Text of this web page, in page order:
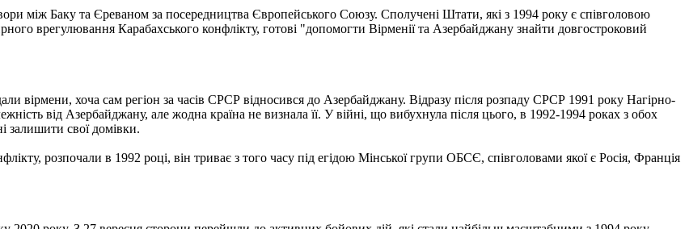
між Баку та Єреваном за посередництва Європейського Союзу. Сполучені Штати, які з 1994 року є співголовою
врегулювання Карабахського конфлікту, готові "допомогти Вірменії та Азербайджану знайти довгостроковий
вірмени, хоча сам регіон за часів СРСР відносився до Азербайджану. Відразу після розпаду СРСР 1991 року Нагірно-
від Азербайджану, але жодна країна не визнала її. У війні, що вибухнула після цього, в 1992-1994 роках з обох
залишити свої домівки.
розпочали в 1992 році, він триває з того часу під егідою Мінської групи ОБСЄ, співголовами якої є Росія, Франція